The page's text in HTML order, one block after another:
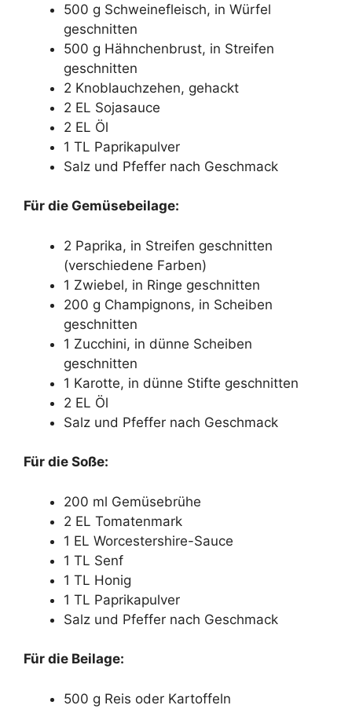
500 g Schweinefleisch, in Würfel
geschnitten
500 g Hähnchenbrust, in Streifen
geschnitten
2 Knoblauchzehen, gehackt
2 EL Sojasauce
2 EL Öl
1 TL Paprikapulver
Salz und Pfeffer nach Geschmack
Für die Gemüsebeilage:
2 Paprika, in Streifen geschnitten
(verschiedene Farben)
1 Zwiebel, in Ringe geschnitten
200 g Champignons, in Scheiben
geschnitten
1 Zucchini, in dünne Scheiben
geschnitten
1 Karotte, in dünne Stifte geschnitten
2 EL Öl
Salz und Pfeffer nach Geschmack
Für die Soße:
200 ml Gemüsebrühe
2 EL Tomatenmark
1 EL Worcestershire-Sauce
1 TL Senf
1 TL Honig
1 TL Paprikapulver
Salz und Pfeffer nach Geschmack
Für die Beilage:
500 g Reis oder Kartoffeln